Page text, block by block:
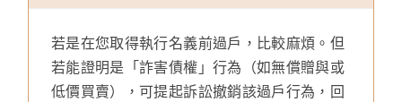
若是在您取得執行名義前過戶，比較麻煩。但
若能證明是「詐害債權」行為（如無償贈與或
低價買賣），可提起訴訟撤銷該過戶行為，回